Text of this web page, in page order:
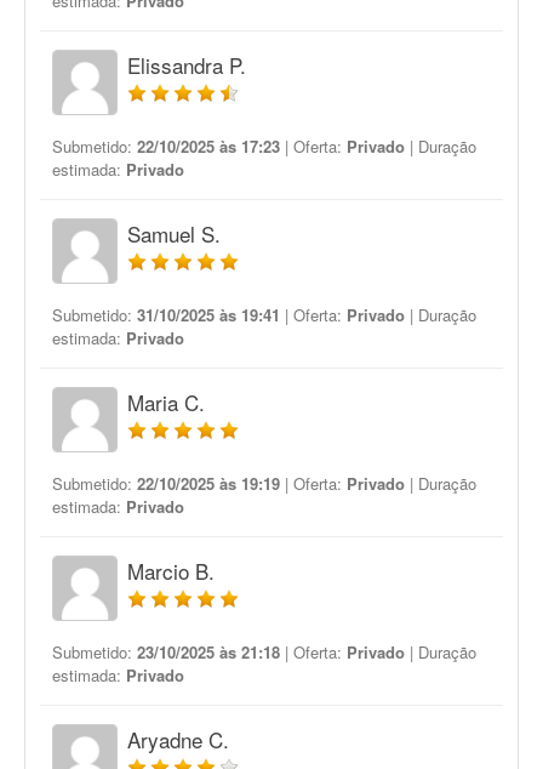
Elissandra P.
Submetido: 22/10/2025 às 17:23 | Oferta: Privado | Duração
estimada: Privado
Samuel S.
Submetido: 31/10/2025 às 19:41 | Oferta: Privado | Duração
estimada: Privado
Maria C.
Submetido: 22/10/2025 às 19:19 | Oferta: Privado | Duração
estimada: Privado
Marcio B.
Submetido: 23/10/2025 às 21:18 | Oferta: Privado | Duração
estimada: Privado
Aryadne C.